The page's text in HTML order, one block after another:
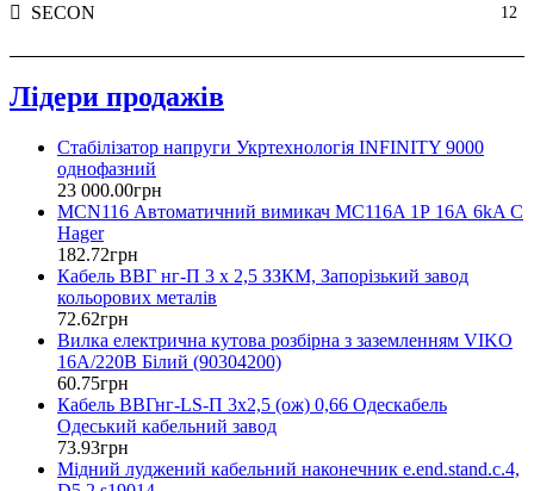
SECON 12
Лідери продажів
Стабілізатор напруги Укртехнологія INFINITY 9000
однофазний
23 000.00грн
MCN116 Автоматичний вимикач MC116A 1Р 16А 6kA C
Hager
182.72грн
Кабель ВВГ нг-П 3 х 2,5 ЗЗКМ, Запорізький завод
кольорових металів
72.62грн
Вилка електрична кутова розбірна з заземленням VIKO
16А/220В Білий (90304200)
60.75грн
Кабель ВВГнг-LS-П 3х2,5 (ож) 0,66 Одескабель
Одеський кабельний завод
73.93грн
Мідний луджений кабельний наконечник e.end.stand.c.4,